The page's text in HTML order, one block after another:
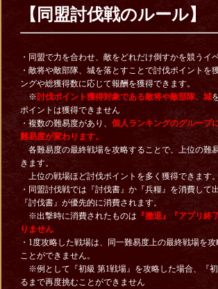
【同盟討伐戦のルール】
・同盟で力を合わせ、敵をどれだけ倒すかを競うイ
・敵将や敵部隊、城を落とすことで討伐ポイントを
ングや総獲得数に応じて報酬を獲得できます。
※討伐ポイント獲得対象である敵将や敵部隊、城
ポイントは獲得できません
・複数の難易度があり、 個人ランキングのグループ
難易度が変わります。
各難易度の最終戦場を攻略することで、上位の難
きます。
上位の戦場ほど討伐ポイントを多く獲得できます。
・同盟討伐戦では『討伐書』か『兵糧』を消費して
『討伐書』が優先的に消費されます。
※出撃時に消費されたものは 『撤退』『アプリ終
りません
・1度攻略した戦場は、同一難易度上の最終戦場を
ことができません。
※例として『初級 第1戦場』を攻略した場合、『
るまで再度挑むことができません